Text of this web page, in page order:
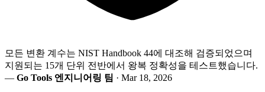
모든 변환 계수는 NIST Handbook 44에 대조해 검증되었으며
지원되는 15개 단위 전반에서 왕복 정확성을 테스트했습니다.
— Go Tools 엔지니어링 팀 · Mar 18, 2026